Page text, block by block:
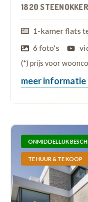
1820
1-kamer flats
6 foto's
(*) prijs voor
meer informatie
ONMIDDELLIJK
TE HUUR & TE KOOP